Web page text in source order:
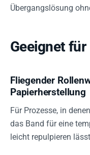
Übergangslösung
Geeignet
Fliegender
Papierherstellung
Für Prozesse, in
das Band für eine
leicht repulpieren